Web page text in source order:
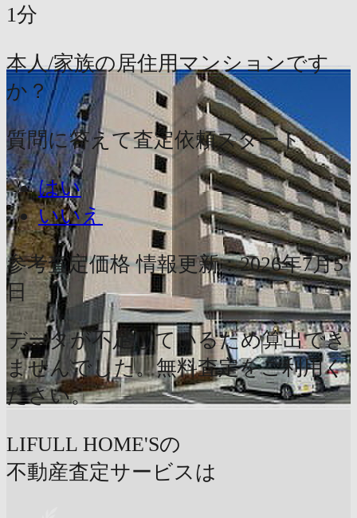
1分
本人/家族の居住用マンションです
か？
質問に答えて査定依頼スタート
はい
いいえ
参考査定価格 情報更新：2026年7月5
日
データが不足しているため算出でき
ませんでした。無料査定をご利用く
ださい。
LIFULL HOME'Sの
不動産査定サービスは